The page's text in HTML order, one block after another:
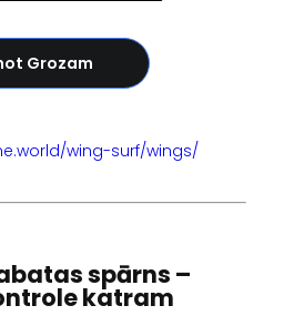
Grozam
wing-surf/wings/
spārns –
katram